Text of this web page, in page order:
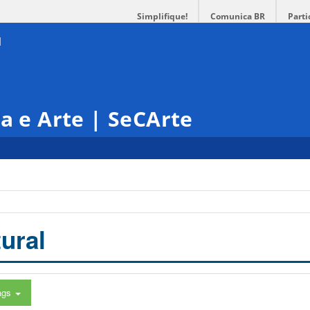
Simplifique! Comunica BR
e Arte | SeCArte